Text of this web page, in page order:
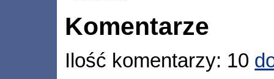
Komentarze
Ilość komentarzy: 10